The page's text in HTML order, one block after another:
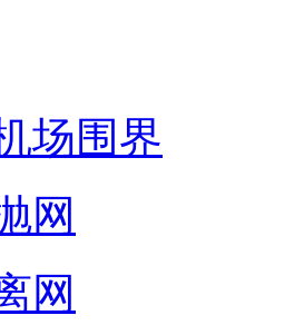
场围界
网
网